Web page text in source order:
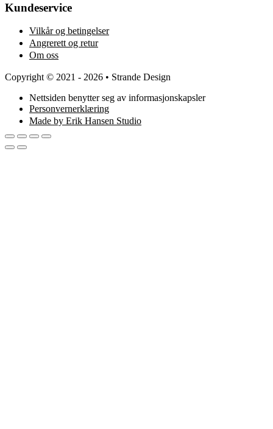
Kundeservice
Vilkår og betingelser
Angrerett og retur
Om oss
Copyright © 2021 - 2026 • Strande Design
Nettsiden benytter seg av informasjonskapsler
Personvernerklæring
Made by Erik Hansen Studio